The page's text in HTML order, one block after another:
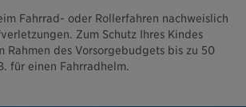
Fahrrad- oder Rollerfahren nachweislich
Zum Schutz Ihres Kindes
Rahmen des Vorsorgebudgets bis zu 50
für einen Fahrradhelm.